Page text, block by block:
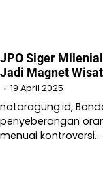
JPO Siger
Jadi Magnet
19 April 2025
nataragung.id,
penyeberangan
menuai kontroversi…